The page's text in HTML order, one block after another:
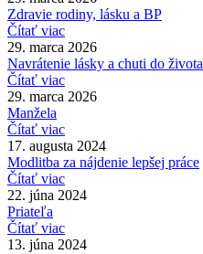
Zdravie rodiny, lásku a BP
Čítať viac
29. marca 2026
Navrátenie lásky a chuti do života
Čítať viac
29. marca 2026
Manžela
Čítať viac
17. augusta 2024
Modlitba za nájdenie lepšej práce
Čítať viac
22. júna 2024
Priateľa
Čítať viac
13. júna 2024